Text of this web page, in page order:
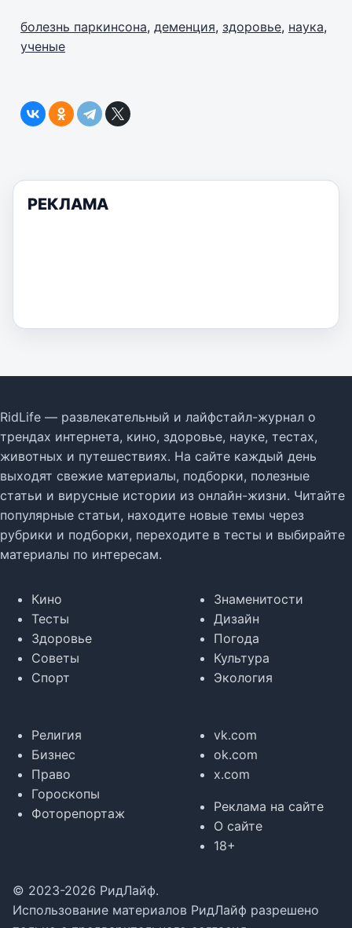
болезнь паркинсона, деменция, здоровье, наука,
ученые
РЕКЛАМА
RidLife — развлекательный и лайфстайл-журнал о
трендах интернета, кино, здоровье, науке, тестах,
животных и путешествиях. На сайте каждый день
выходят свежие материалы, подборки, полезные
статьи и вирусные истории из онлайн-жизни. Читайте
популярные статьи, находите новые темы через
рубрики и подборки, переходите в тесты и выбирайте
материалы по интересам.
Кино
Тесты
Здоровье
Советы
Спорт
Знаменитости
Дизайн
Погода
Культура
Экология
Религия
Бизнес
Право
Гороскопы
Фоторепортаж
vk.com
ok.com
x.com
Реклама на сайте
О сайте
18+
© 2023-2026 РидЛайф.
Использование материалов РидЛайф разрешено